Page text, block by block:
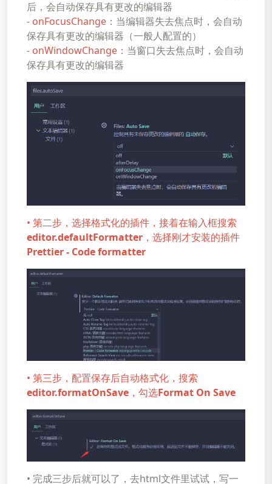
后，会自动保存具有更改的编辑器
- onFocusChange： 当编辑器失去焦点时，会自动
保存具有更改的编辑器（一般人配置的）
- onWindowChange： 当窗口失去焦点时，会自动
保存具有更改的编辑器
• 第二步，选择格式化的插件，接着在输入框搜索
editor.defaultFormatter ，选择刚才安装的插件
Prettier - Code formatter
• 第三步，配置保存后自动格式化，搜索
editor.formatOnSave ，勾选Format On Save
• 完成三步后就可以了，去html文件里试试，写一